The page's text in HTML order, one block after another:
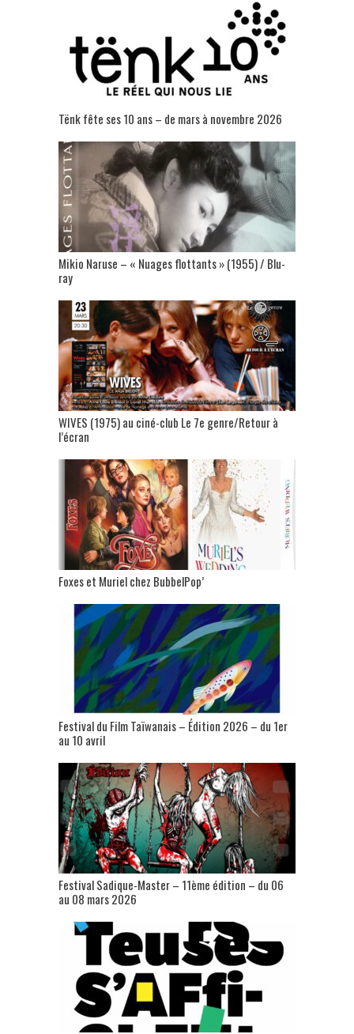
Tënk fête ses 10 ans – de mars à novembre 2026
Mikio Naruse – « Nuages flottants » (1955) / Blu-
ray
WIVES (1975) au ciné-club Le 7e genre/Retour à
l’écran
Foxes et Muriel chez BubbelPop’
Festival du Film Taïwanais – Édition 2026 – du 1er
au 10 avril
Festival Sadique-Master – 11ème édition – du 06
au 08 mars 2026